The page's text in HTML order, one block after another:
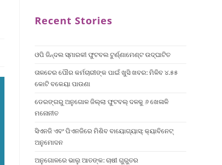
Recent Stories
ଓପି ଜିନ୍ଦଲ ସ୍ମାରକୀ ଫୁଟବଲ ଟୁର୍ଣ୍ଣାମେଣ୍ଟ ଉଦ୍ଘାଟିତ
ତାଳଚେର ପୌର କର୍ମଚାରୀଙ୍କ ପାଇଁ ଖୁସି ଖବର: ମିଳିବ ୪.୫୫
କୋଟି ବକେୟା ପାଉଣା
ଡେରଙ୍ଗରୁ ଅନୁଗୋଳ ଜିଲ୍ଲା ଫୁଟବଲ୍ ଦଳକୁ ୬ ଖେଳାଳି
ମନୋନୀତ
ସିଏନଜି ଏବଂ ପିଏନଜିରେ ମିଶିବ ବାୟୋଗ୍ୟାସ୍: କ୍ୟାବିନେଟ୍
ଅନୁମୋଦନ
ଅନୁଗୋଳରେ ଭାଲୁ ଆତଙ୍କ: ଚାଷୀ ଗୁରୁତର